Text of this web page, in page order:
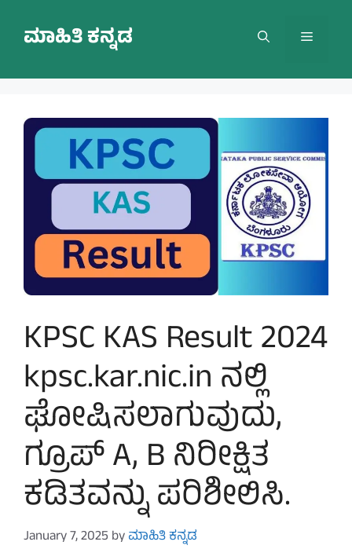
contentಮಾಹಿತಿ ಕನ್ನಡ Menu
KPSC KAS Result 2024
kpsc.kar.nic.in ನಲ್ಲಿ
ಘೋಷಿಸಲಾಗುವುದು,
ಗ್ರೂಪ್ A, B ನಿರೀಕ್ಷಿತ
ಕಡಿತವನ್ನು ಪರಿಶೀಲಿಸಿ.
January 7, 2025 byಮಾಹಿತಿ ಕನ್ನಡ